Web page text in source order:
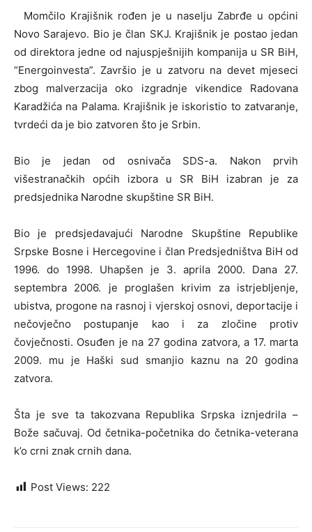
Momčilo Krajišnik rođen je u naselju Zabrđe u općini
Novo Sarajevo. Bio je član SKJ. Krajišnik je postao jedan
od direktora jedne od najuspješnijih kompanija u SR BiH,
“Energoinvesta”. Završio je u zatvoru na devet mjeseci
zbog malverzacija oko izgradnje vikendice Radovana
Karadžića na Palama. Krajišnik je iskoristio to zatvaranje,
tvrdeći da je bio zatvoren što je Srbin.
Bio je jedan od osnivača SDS-a. Nakon prvih
višestranačkih općih izbora u SR BiH izabran je za
predsjednika Narodne skupštine SR BiH.
Bio je predsjedavajući Narodne Skupštine Republike
Srpske Bosne i Hercegovine i član Predsjedništva BiH od
1996. do 1998. Uhapšen je 3. aprila 2000. Dana 27.
septembra 2006. je proglašen krivim za istrjebljenje,
ubistva, progone na rasnoj i vjerskoj osnovi, deportacije i
nečovječno postupanje kao i za zločine protiv
čovječnosti. Osuđen je na 27 godina zatvora, a 17. marta
2009. mu je Haški sud smanjio kaznu na 20 godina
zatvora.
Šta je sve ta takozvana Republika Srpska iznjedrila –
Bože sačuvaj. Od četnika-početnika do četnika-veterana
k’o crni znak crnih dana.
Post Views: 222